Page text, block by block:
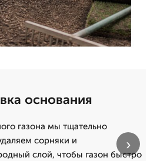
основания
газона мы тщательно
сорняки и
слой, чтобы газон быстро
›